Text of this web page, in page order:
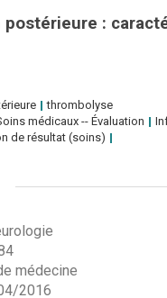
postérieure :
thrombolyse
médicaux -- Évaluation
de résultat (soins)
médecine
2016